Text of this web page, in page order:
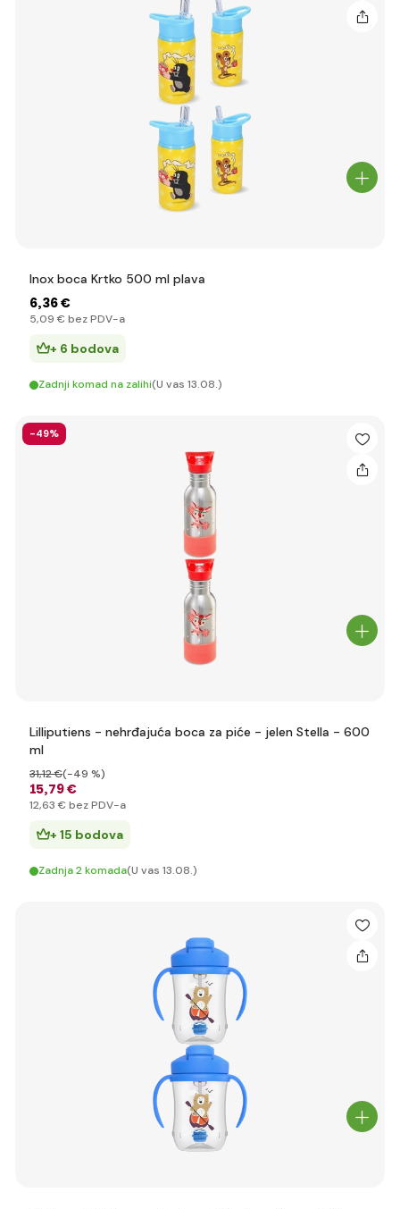
Inox boca Krtko 500 ml plava
6,36 €
5,09 € bez PDV-a
+ 6 bodova
Zadnji komad na zalihi(U vas 13.08.)
-49%
Lilliputiens - nehrđajuća boca za piće - jelen Stella - 600
ml
15,79 €
31,12 €(-49 %)
12,63 € bez PDV-a
+ 15 bodova
Zadnja 2 komada(U vas 13.08.)